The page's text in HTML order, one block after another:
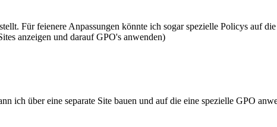
Für feienere Anpassungen könnte ich sogar spezielle Policys auf
anzeigen und darauf GPO's anwenden)
ich über eine separate Site bauen und auf die eine spezielle GPO